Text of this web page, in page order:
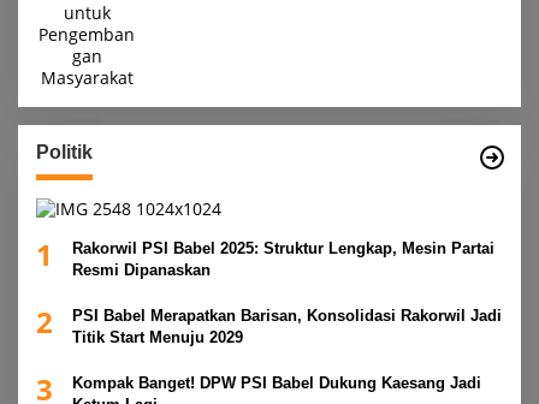
Politik
1
Rakorwil PSI Babel 2025: Struktur Lengkap, Mesin Partai
Resmi Dipanaskan
2
PSI Babel Merapatkan Barisan, Konsolidasi Rakorwil Jadi
Titik Start Menuju 2029
3
Kompak Banget! DPW PSI Babel Dukung Kaesang Jadi